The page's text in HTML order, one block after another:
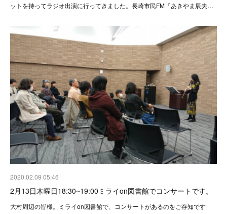
ットを持ってラジオ出演に行ってきました。長崎市民FM『あきやま辰夫…
2020.02.09 05:46
2月13日木曜日18:30~19:00ミライon図書館でコンサートです。
大村周辺の皆様。ミライon図書館で、コンサートがあるのをご存知です